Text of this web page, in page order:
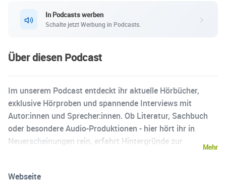
In Podcasts werben
Schalte jetzt Werbung in Podcasts.
Über diesen Podcast
Im unserem Podcast entdeckt ihr aktuelle Hörbücher,
exklusive Hörproben und spannende Interviews mit
Autor:innen und Sprecher:innen. Ob Literatur, Sachbuch
oder besondere Audio-Produktionen - hier hört ihr in
Neuerscheinungen rein, erfahrt Hintergründe zur
mehr verpassen!
Mehr
Webseite